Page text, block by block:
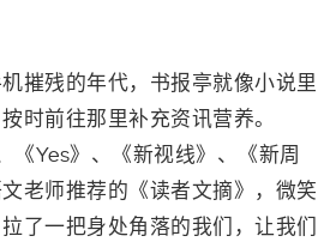
摧残的年代，书报亭就像小说里
时前往那里补充资讯营养。
《Yes》、《新视线》、《新周
老师推荐的《读者文摘》，微笑
了一把身处角落的我们，让我们